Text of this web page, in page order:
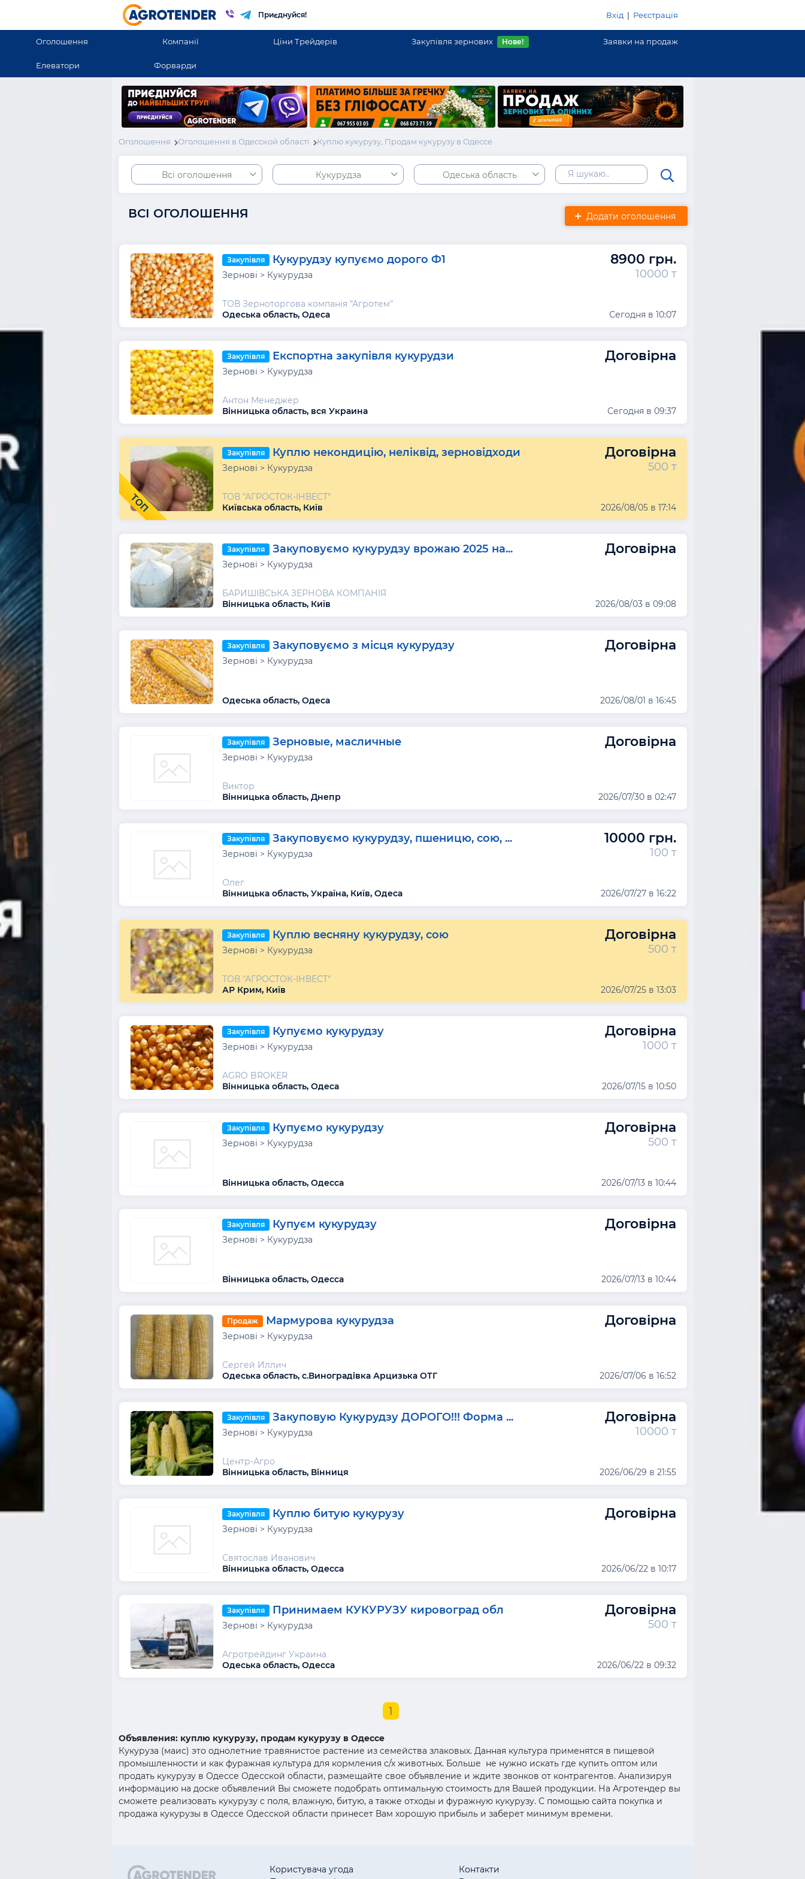
Приєднуйся! Вхід | Реєстрація
Оголошення Компанії Ціни Трейдерів Закупівля зернових Нове! Заявки на продаж
Елеватори Форварди
Оголошення Оголошення в Одесской області Куплю кукурузу, Продам кукурузу в Одессе
Всі оголошення Кукурудза Одеська область
Додати оголошення
ВСІ ОГОЛОШЕННЯ
Закупівля Кукурудзу купуємо дорого Ф1 8900 грн.
Зернові > Кукурудза 10000 т
ТОВ Зерноторгова компанія "Агротем"
Одеська область, Одеса
Сегодня в 10:07
Закупівля Експортна закупівля кукурудзи Договірна
Зернові > Кукурудза
Антон Менеджер
Вінницька область, вся Украина
Сегодня в 09:37
ТОП
Закупівля Куплю некондицію, неліквід, зерновідходи Договірна
Зернові > Кукурудза 500 т
ТОВ "АГРОСТОК-ІНВЕСТ"
Київська область, Київ
2026/08/05 в 17:14
Закупівля Закуповуємо кукурудзу врожаю 2025 на... Договірна
Зернові > Кукурудза
БАРИШІВСЬКА ЗЕРНОВА КОМПАНІЯ
Вінницька область, Київ
2026/08/03 в 09:08
Закупівля Закуповуємо з місця кукурудзу Договірна
Зернові > Кукурудза
Одеська область, Одеса 2026/08/01 в 16:45
Закупівля Зерновые, масличные Договірна
Зернові > Кукурудза
Виктор
Вінницька область, Днепр
2026/07/30 в 02:47
Закупівля Закуповуємо кукурудзу, пшеницю, сою, ... 10000 грн.
Зернові > Кукурудза 100 т
Олег
Вінницька область, Україна, Київ, Одеса
2026/07/27 в 16:22
Закупівля Куплю весняну кукурудзу, сою Договірна
Зернові > Кукурудза 500 т
ТОВ "АГРОСТОК-ІНВЕСТ"
АР Крим, Київ
2026/07/25 в 13:03
Закупівля Купуємо кукурудзу Договірна
Зернові > Кукурудза 1000 т
AGRO BROKER
Вінницька область, Одеса
2026/07/15 в 10:50
Закупівля Купуємо кукурудзу Договірна
Зернові > Кукурудза 500 т
Вінницька область, Одесса 2026/07/13 в 10:44
Закупівля Купуєм кукурудзу Договірна
Зернові > Кукурудза
Вінницька область, Одесса 2026/07/13 в 10:44
Продаж Мармурова кукурудза Договірна
Зернові > Кукурудза
Сергей Иллич
Одеська область, с.Виноградівка Арцизька ОТГ
2026/07/06 в 16:52
Закупівля Закуповую Кукурудзу ДОРОГО!!! Форма ... Договірна
Зернові > Кукурудза 10000 т
Центр-Агро
Вінницька область, Вінниця
2026/06/29 в 21:55
Закупівля Куплю битую кукурузу Договірна
Зернові > Кукурудза
Святослав Иванович
Вінницька область, Одесса
2026/06/22 в 10:17
Закупівля Принимаем КУКУРУЗУ кировоград обл Договірна
Зернові > Кукурудза 500 т
Агротрейдинг Украина
Одеська область, Одесса
2026/06/22 в 09:32
1
Объявления: куплю кукурузу, продам кукурузу в Одессе
Кукуруза (маис) это однолетние травянистое растение из семейства злаковых. Данная культура применятся в пищевой
промышленности и как фуражная культура для кормления с/х животных. Больше не нужно искать где купить оптом или
продать кукурузу в Одессе Одесской области, размещайте свое объявление и ждите звонков от контрагентов. Анализируя
информацию на доске объявлений Вы сможете подобрать оптимальную стоимость для Вашей продукции. На Агротендер вы
сможете реализовать кукурузу с поля, влажную, битую, а также отходы и фуражную кукурузу. С помощью сайта покупка и
продажа кукурузы в Одессе Одесской области принесет Вам хорошую прибыль и заберет минимум времени.
Користувача угода
Контакти